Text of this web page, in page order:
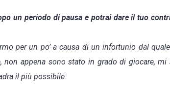
un periodo di pausa e potrai dare il tuo
per un po’ a causa di un infortunio dal
non appena sono stato in grado di giocare,
il più possibile.